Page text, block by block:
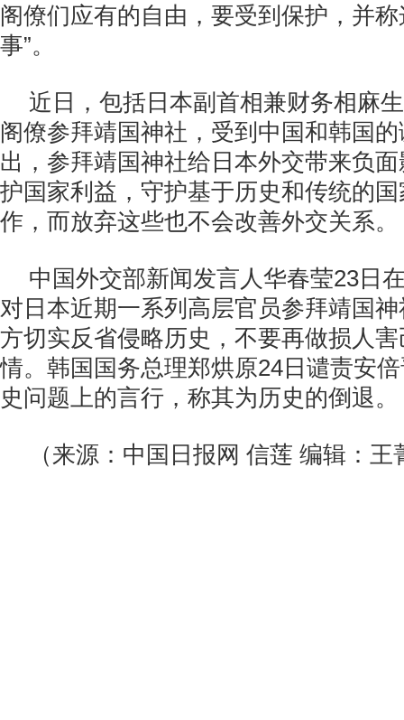
阁僚们应有的自由，要受到保护，并
事”。
近日，包括日本副首相兼财务相麻
阁僚参拜靖国神社，受到中国和韩国
出，参拜靖国神社给日本外交带来负
护国家利益，守护基于历史和传统的
作，而放弃这些也不会改善外交关系。
中国外交部新闻发言人华春莹23日
对日本近期一系列高层官员参拜靖国
方切实反省侵略历史，不要再做损人
情。韩国国务总理郑烘原24日谴责安
史问题上的言行，称其为历史的倒退。
（来源：中国日报网 信莲 编辑：王